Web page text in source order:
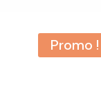
Promo !